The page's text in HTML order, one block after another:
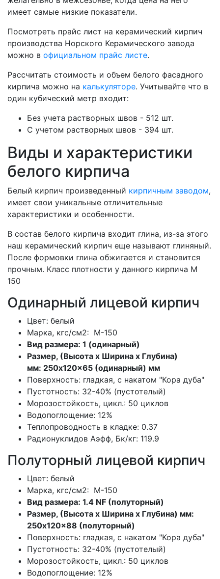
имеет самые низкие показатели.
Посмотреть прайс лист на керамический кирпич
производства Норского Керамического завода
можно в официальном прайс листе.
Рассчитать стоимость и объем белого фасадного
кирпича можно на калькуляторе. Учитывайте что в
один кубический метр входит:
Без учета растворных швов - 512 шт.
С учетом растворных швов - 394 шт.
Виды и характеристики
белого кирпича
Белый кирпич произведенный кирпичным заводом,
имеет свои уникальные отличительные
характеристики и особенности.
В состав белого кирпича входит глина, из-за этого
наш керамический кирпич еще называют глиняный.
После формовки глина обжигается и становится
прочным. Класс плотности у данного кирпича М
150
Одинарный лицевой кирпич
Цвет: белый
Марка, кгс/см2: M-150
Вид размера: 1 (одинарный)
Размер, (Высота х Ширина х Глубина)
мм: 250x120x65 (одинарный) мм
Поверхность: гладкая, с накатом "Кора дуба"
Пустотность: 32-40% (пустотелый)
Морозостойкость, цикл.: 50 циклов
Водопоглощение: 12%
Теплопроводность в кладке: 0.37
Радионуклидов Аэфф, Бк/кг: 119.9
Полуторный лицевой кирпич
Цвет: белый
Марка, кгс/см2: M-150
Вид размера: 1.4 NF (полуторный)
Размер, (Высота х Ширина х Глубина) мм:
250x120x88 (полуторный)
Поверхность: гладкая, с накатом "Кора дуба"
Пустотность: 32-40% (пустотелый)
Морозостойкость, цикл.: 50 циклов
Водопоглощение: 12%